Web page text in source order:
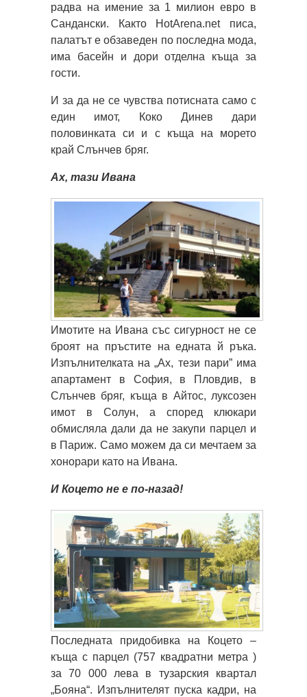
радва на имение за 1 милион евро в
Сандански. Както HotArena.net писа,
палатът е обзаведен по последна мода,
има басейн и дори отделна къща за
гости.
И за да не се чувства потисната само с
един имот, Коко Динев дари
половинката си и с къща на морето
край Слънчев бряг.
Ах, тази Ивана
Имотите на Ивана със сигурност не се
броят на пръстите на едната й ръка.
Изпълнителката на „Ах, тези пари” има
апартамент в София, в Пловдив, в
Слънчев бряг, къща в Айтос, луксозен
имот в Солун, а според клюкари
обмисляла дали да не закупи парцел и
в Париж. Само можем да си мечтаем за
хонорари като на Ивана.
И Коцето не е по-назад!
Последната придобивка на Коцето –
къща с парцел (757 квадратни метра )
за 70 000 лева в тузарския квартал
„Бояна“. Изпълнителят пуска кадри, на